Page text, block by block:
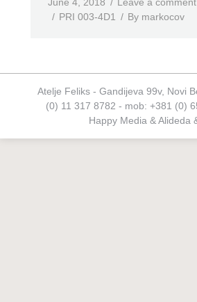
PRI 003-4D1
By markocov
Atelje Feliks - Gandijeva 99v, Novi
(0) 11 317 8782 - mob: +381 (0)
Happy Media & Alideda